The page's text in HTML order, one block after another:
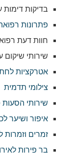
בדיקות
פתרונות
חוות דעת
שירותי שיקום
אטרקציות
צילומי תדמית
שירותי הסעות
איפור ושיער
זמרים וזמרות
בר פירות